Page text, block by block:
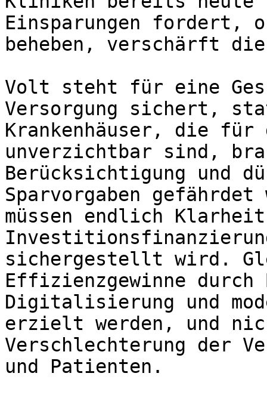
Einsparungen fordert,
beheben, verschärft
Volt steht für eine
Versorgung sichert,
Krankenhäuser, die für
unverzichtbar sind,
Berücksichtigung und
Sparvorgaben gefährdet
müssen endlich
sichergestellt wird.
Effizienzgewinne durch
Digitalisierung und
erzielt werden, und
Verschlechterung der
und Patienten.